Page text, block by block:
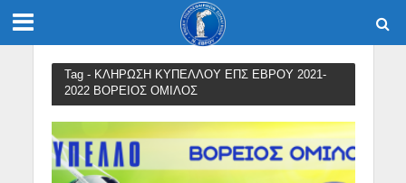
Tag - ΚΛΗΡΩΣΗ ΚΥΠΕΛΛΟΥ ΕΠΣ ΕΒΡΟΥ 2021-
2022 ΒΟΡΕΙΟΣ ΟΜΙΛΟΣ